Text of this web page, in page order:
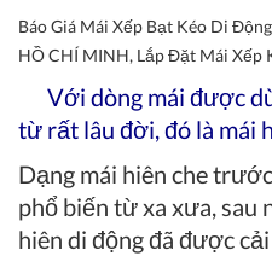
Báo Giá Mái Xếp Bạt Kéo Di
HỒ CHÍ MINH, Lắp Đặt Mái Xếp
Với dòng mái được
từ rất lâu đời, đó là mái
Dạng mái hiên che
phổ biến từ xa xưa, sau
hiên di động đã được